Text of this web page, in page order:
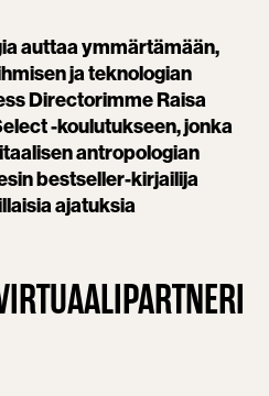
auttaa ymmärtämään,
ja teknologian
Directorimme Raisa
-koulutukseen, jonka
antropologian
bestseller-kirjailija
ajatuksia